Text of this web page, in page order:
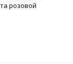
розовой